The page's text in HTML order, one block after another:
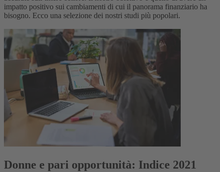
impatto positivo sui cambiamenti di cui il panorama finanziario ha
bisogno. Ecco una selezione dei nostri studi più popolari.
Donne e pari opportunità: Indice 2021